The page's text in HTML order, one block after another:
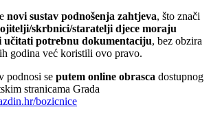
novi sustav podnošenja zahtjeva, što znači
skrbnici/staratelji djece moraju
učitati potrebnu dokumentaciju, bez obzira
godina već koristili ovo pravo.
podnosi se putem online obrasca dostupnog
stranicama Grada
bozicnice